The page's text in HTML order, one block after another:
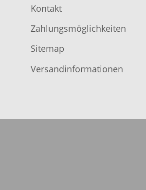
Kontakt
Zahlungsmöglichkeiten
Sitemap
Versandinformationen